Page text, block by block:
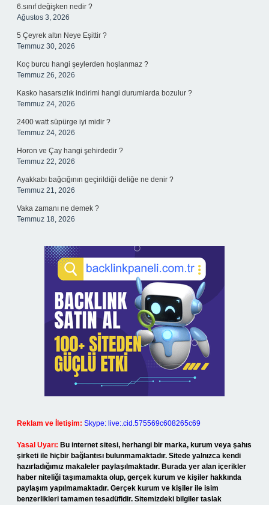
6.sınıf değişken nedir ?
Ağustos 3, 2026
5 Çeyrek altın Neye Eşittir ?
Temmuz 30, 2026
Koç burcu hangi şeylerden hoşlanmaz ?
Temmuz 26, 2026
Kasko hasarsızlık indirimi hangi durumlarda bozulur ?
Temmuz 24, 2026
2400 watt süpürge iyi midir ?
Temmuz 24, 2026
Horon ve Çay hangi şehirdedir ?
Temmuz 22, 2026
Ayakkabı bağcığının geçirildiği deliğe ne denir ?
Temmuz 21, 2026
Vaka zamanı ne demek ?
Temmuz 18, 2026
Reklam ve İletişim: Skype: live:.cid.575569c608265c69
Yasal Uyarı: Bu internet sitesi, herhangi bir marka, kurum veya şahıs
şirketi ile hiçbir bağlantısı bulunmamaktadır. Sitede yalnızca kendi
hazırladığımız makaleler paylaşılmaktadır. Burada yer alan içerikler
haber niteliği taşımamakta olup, gerçek kurum ve kişiler hakkında
paylaşım yapılmamaktadır. Gerçek kurum ve kişiler ile isim
benzerlikleri tamamen tesadüfidir. Sitemizdeki bilgiler taslak